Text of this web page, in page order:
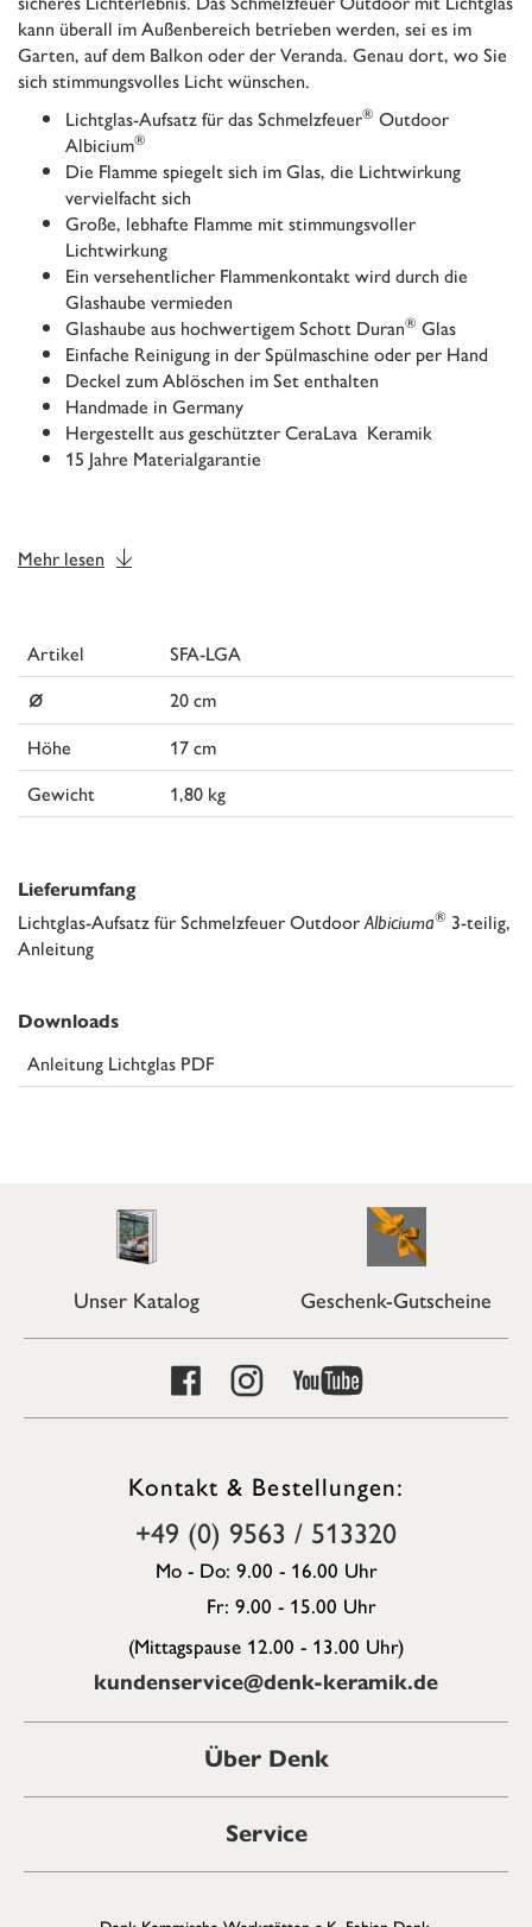
kann überall im Außenbereich betrieben werden, sei es im
Garten, auf dem Balkon oder der Veranda. Genau dort, wo Sie
sich stimmungsvolles Licht wünschen.
Lichtglas-Aufsatz für das Schmelzfeuer® Outdoor
Albicium®
Die Flamme spiegelt sich im Glas, die Lichtwirkung
vervielfacht sich
Große, lebhafte Flamme mit stimmungsvoller
Lichtwirkung
Ein versehentlicher Flammenkontakt wird durch die
Glashaube vermieden
Glashaube aus hochwertigem Schott Duran® Glas
Einfache Reinigung in der Spülmaschine oder per Hand
Deckel zum Ablöschen im Set enthalten
Handmade in Germany
Hergestellt aus geschützter CeraLava Keramik
15 Jahre Materialgarantie
Mehr lesen
Artikel SFA-LGA
⌀
20 cm
Höhe
17 cm
Gewicht
1,80 kg
Lieferumfang
Lichtglas-Aufsatz für Schmelzfeuer OutdoorAlbiciuma® 3-teilig,
Anleitung
Downloads
Anleitung Lichtglas PDF
Unser Katalog Geschenk-Gutscheine
Kontakt & Bestellungen:
+49 (0) 9563 / 513320
Mo - Do: 9.00 - 16.00 Uhr
Fr: 9.00 - 15.00 Uhr
(Mittagspause 12.00 - 13.00 Uhr)
kundenservice@denk-keramik.de
Über Denk
Service